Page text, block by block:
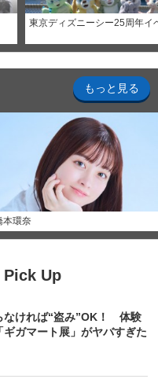
東京ディズニーシー25周年イ
もっと見る
本環奈
Up
なければ“盗み”OK！ 体験
ギガマート展」がヤバすぎた